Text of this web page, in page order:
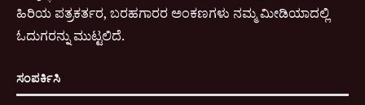
ಹಿರಿಯ ಪತ್ರಕರ್ತರ, ಬರಹಗಾರರ ಅಂಕಣಗಳು ನಮ್ಮ ಮೀಡಿಯಾದಲ್ಲಿ
ಓದುಗರನ್ನು ಮುಟ್ಟಲಿದೆ.
ಸಂಪರ್ಕಿಸಿ